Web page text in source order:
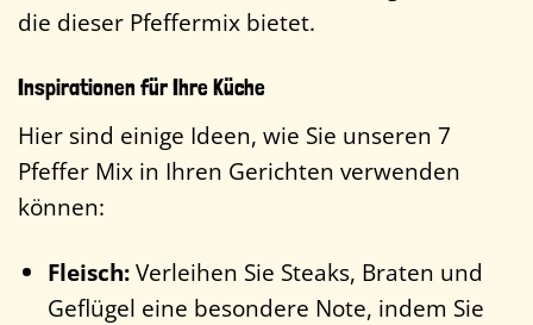
die dieser Pfeffermix bietet.
Inspirationen für Ihre Küche
Hier sind einige Ideen, wie Sie unseren 7
Pfeffer Mix in Ihren Gerichten verwenden
können:
Fleisch:Verleihen Sie Steaks, Braten und
Geflügel eine besondere Note, indem Sie